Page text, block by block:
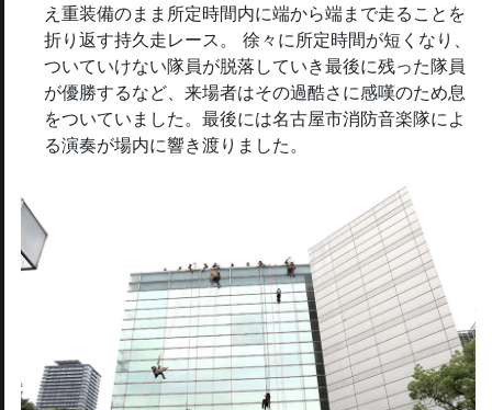
え重装備のまま所定時間内に端から端まで走ることを
折り返す持久走レース。 徐々に所定時間が短くなり、
ついていけない隊員が脱落していき最後に残った隊員
が優勝するなど、来場者はその過酷さに感嘆のため息
をついていました。最後には名古屋市消防音楽隊によ
る演奏が場内に響き渡りました。